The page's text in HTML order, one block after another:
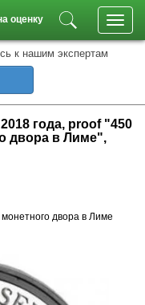
оценку
к нашим экспертам
года, proof "450
двора в Лиме",
двора в Лиме